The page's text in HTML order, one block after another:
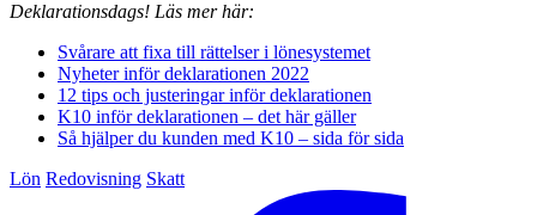
Deklarationsdags! Läs mer här:
Svårare att fixa till rättelser i lönesystemet
Nyheter inför deklarationen 2022
12 tips och justeringar inför deklarationen
K10 inför deklarationen – det här gäller
Så hjälper du kunden med K10 – sida för sida
Lön Redovisning Skatt